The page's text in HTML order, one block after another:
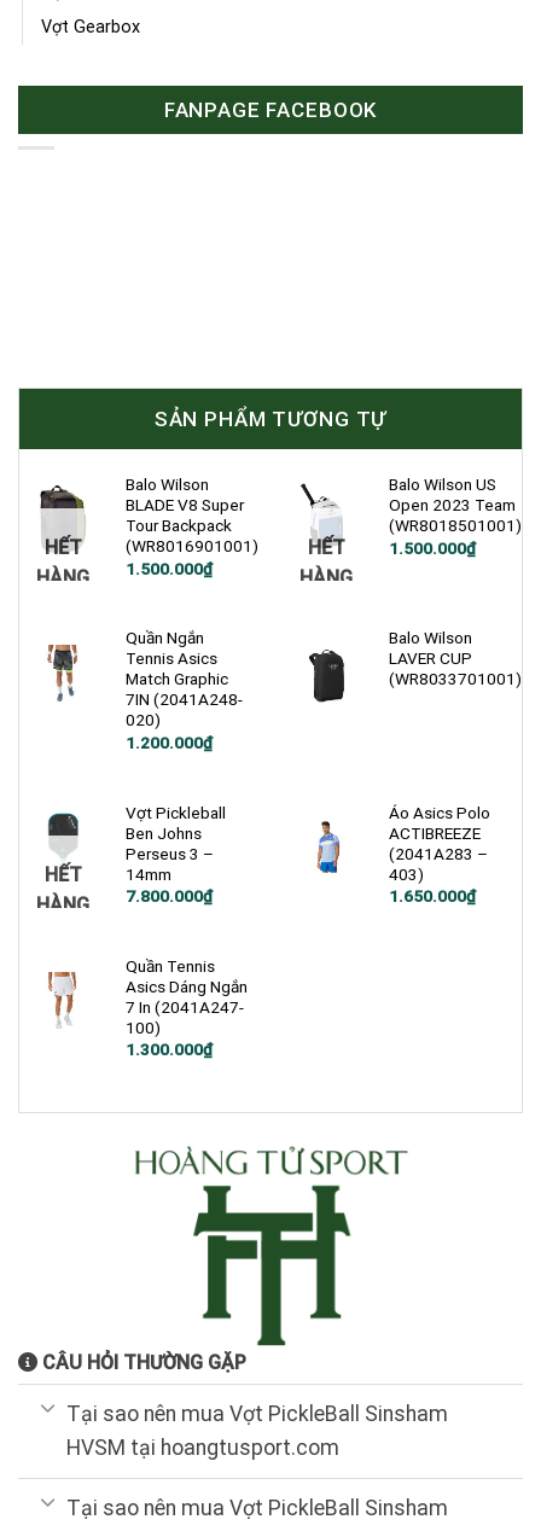
Vợt Gearbox
FANPAGE FACEBOOK
SẢN PHẨM TƯƠNG TỰ
HẾT
HÀNG
Balo Wilson
BLADE V8 Super
Tour Backpack
(WR8016901001)
Giá
1.500.000₫
Giá
1.500.000₫.
HẾT
HÀNG
Balo Wilson US
Open 2023 Team
(WR8018501001)
1.500.000₫
Quần Ngắn
Tennis Asics
Match Graphic
7IN (2041A248-
020)
1.200.000₫
Balo Wilson
LAVER CUP
(WR8033701001)
HẾT
HÀNG
Vợt Pickleball
Ben Johns
Perseus 3 –
14mm
7.800.000₫
Áo Asics Polo
ACTIBREEZE
(2041A283 –
403)
1.650.000₫
Quần Tennis
Asics Dáng Ngắn
7 In (2041A247-
100)
Giá
1.300.000₫
Giá
1.300.000₫.
CÂU HỎI THƯỜNG GẶP
Tại sao nên mua Vợt PickleBall Sinsham
HVSM tại hoangtusport.com
Tại sao nên mua Vợt PickleBall Sinsham